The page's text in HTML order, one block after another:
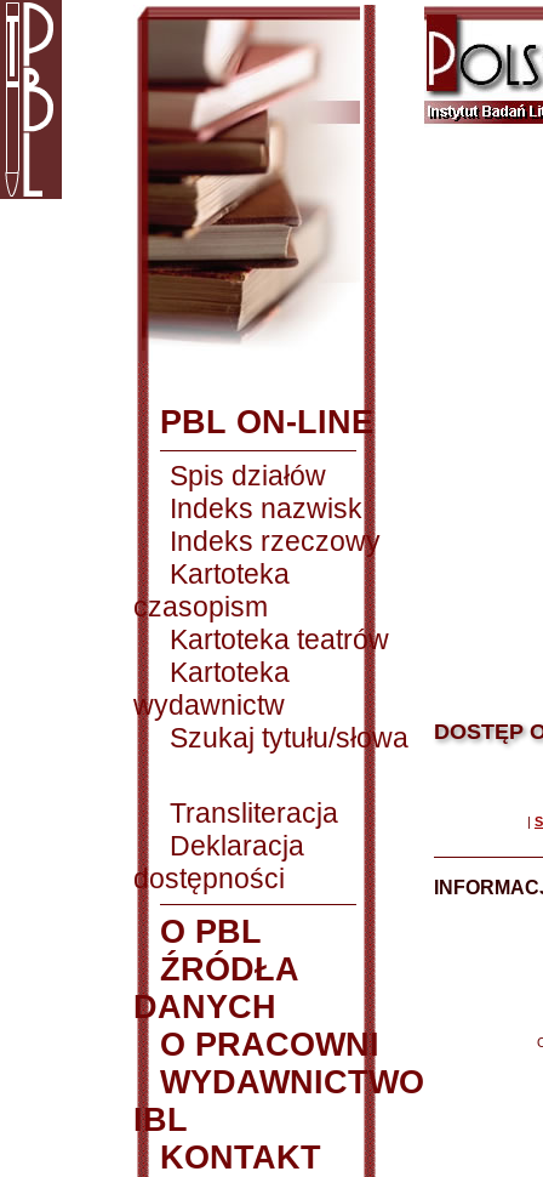
PBL ON-LINE
Spis działów
Indeks nazwisk
Indeks rzeczowy
Kartoteka
czasopism
Kartoteka teatrów
Kartoteka
wydawnictw
Szukaj tytułu/słowa
Transliteracja
Deklaracja
dostępności
O PBL
ŹRÓDŁA
DANYCH
O PRACOWNI
WYDAWNICTWO
IBL
KONTAKT
DOSTĘP
|